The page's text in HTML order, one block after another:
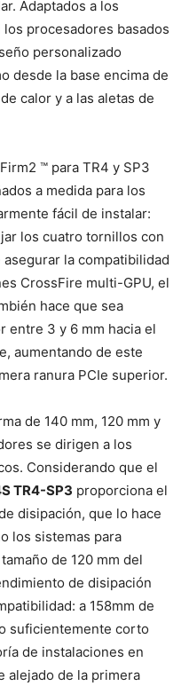
Adaptados a los
procesadores basados
personalizado
desde la base encima de
calor y a las aletas de
™ para TR4 y SP3
a medida para los
fácil de instalar:
los cuatro tornillos con
asegurar la compatibilidad
CrossFire multi-GPU, el
hace que sea
entre 3 y 6 mm hacia el
aumentando de este
ranura PCIe superior.
de 140 mm, 120 mm y
se dirigen a los
Considerando que el
TR4-SP3 proporciona el
disipación, que lo hace
los sistemas para
de 120 mm del
de disipación
a 158mm de
suficientemente corto
de instalaciones en
alejado de la primera